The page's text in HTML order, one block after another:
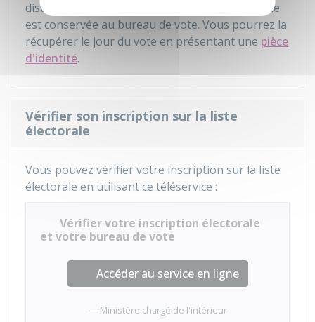
distribuée avant l'élection ou le référendum, elle
est conservée au bureau de vote. Vous pourrez la
récupérer le jour du vote en présentant une pièce
d'identité.
Vérifier son inscription sur la liste
électorale
Vous pouvez vérifier votre inscription sur la liste
électorale en utilisant ce téléservice :
Vérifier votre inscription électorale
et votre bureau de vote
Accéder au service en ligne
Ministère chargé de l'intérieur